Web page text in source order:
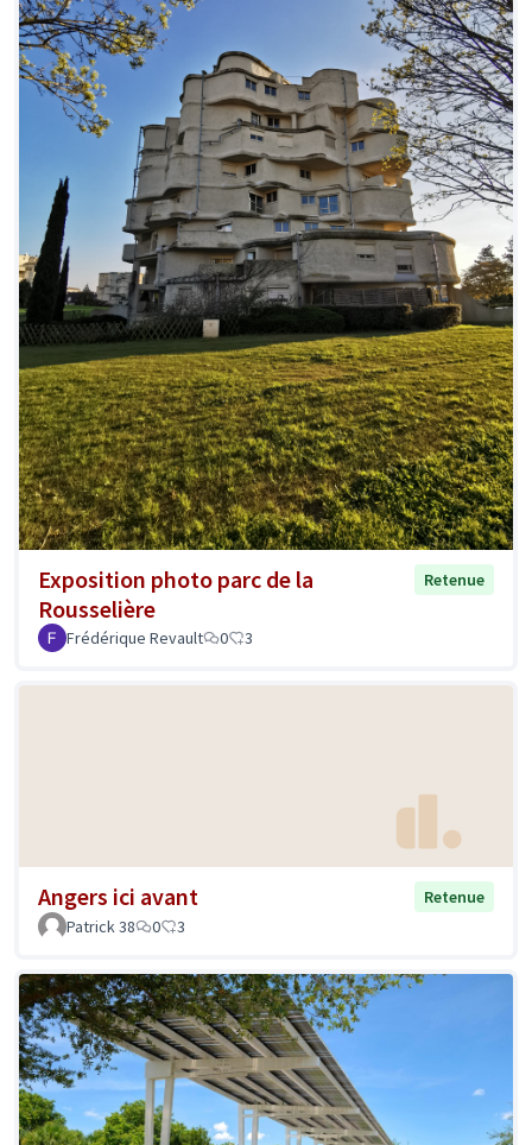
Exposition photo parc de la
Rousselière
Retenue
Frédérique Revault 0 3
Angers ici avant
Retenue
Patrick 38
0 3